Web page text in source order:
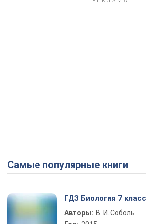
Самые популярные книги
ГДЗ Биология 7 класс
Авторы: В. И. Соболь